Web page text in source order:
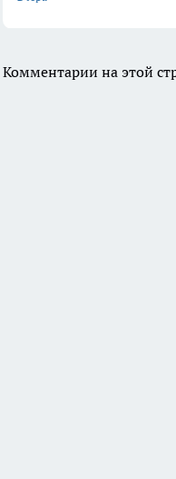
Комментарии на этой